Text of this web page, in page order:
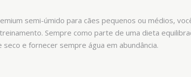
semi-úmido para cães pequenos ou médios,
Sempre como parte de uma dieta
e fornecer sempre água em abundância.